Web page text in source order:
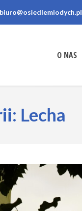
O NAS
Lecha